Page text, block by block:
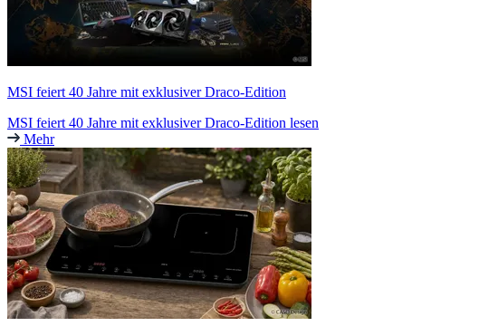
MSI feiert 40 Jahre mit exklusiver Draco-Edition
MSI feiert 40 Jahre mit exklusiver Draco-Edition lesen
Mehr